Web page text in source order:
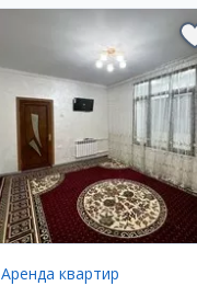
Аренда квартир